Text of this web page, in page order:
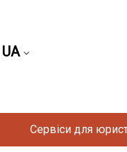
UA
Сервіси для